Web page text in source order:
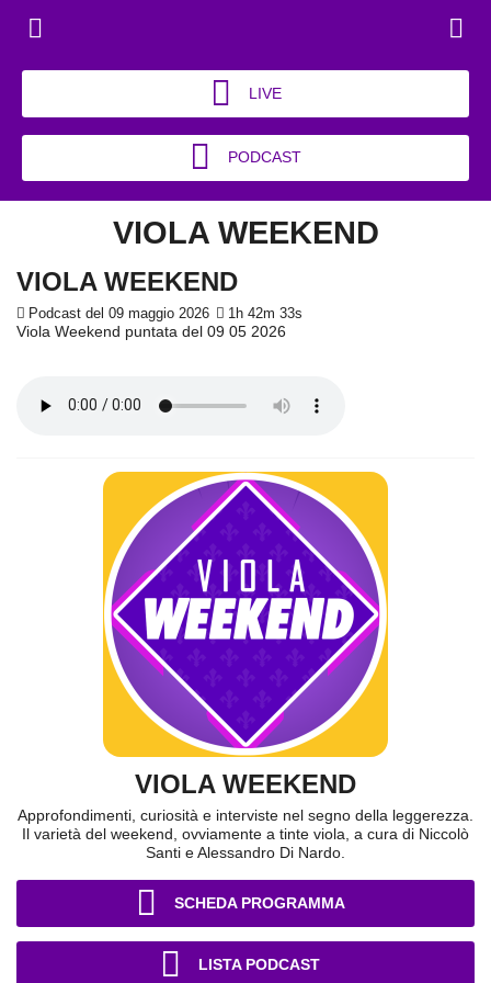
LIVE
PODCAST
VIOLA WEEKEND
VIOLA WEEKEND
Podcast del 09 maggio 2026 1h 42m 33s
Viola Weekend puntata del 09 05 2026
VIOLA WEEKEND
Approfondimenti, curiosità e interviste nel segno della leggerezza.
Il varietà del weekend, ovviamente a tinte viola, a cura di Niccolò
Santi e Alessandro Di Nardo.
SCHEDA PROGRAMMA
LISTA PODCAST